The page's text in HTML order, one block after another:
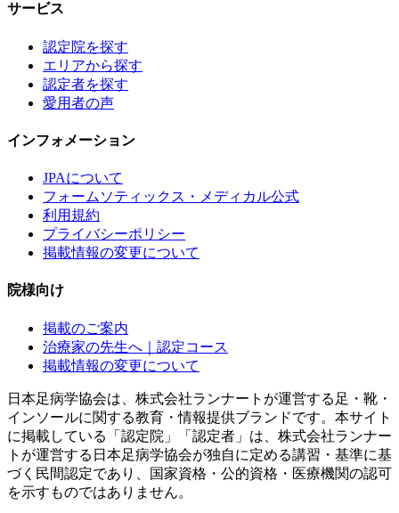
サービス
認定院を探す
エリアから探す
認定者を探す
愛用者の声
インフォメーション
JPAについて
フォームソティックス・メディカル公式
利用規約
プライバシーポリシー
掲載情報の変更について
院様向け
掲載のご案内
治療家の先生へ｜認定コース
掲載情報の変更について
日本足病学協会は、株式会社ランナートが運営する足・靴・
インソールに関する教育・情報提供ブランドです。本サイト
に掲載している「認定院」「認定者」は、株式会社ランナー
トが運営する日本足病学協会が独自に定める講習・基準に基
づく民間認定であり、国家資格・公的資格・医療機関の認可
を示すものではありません。